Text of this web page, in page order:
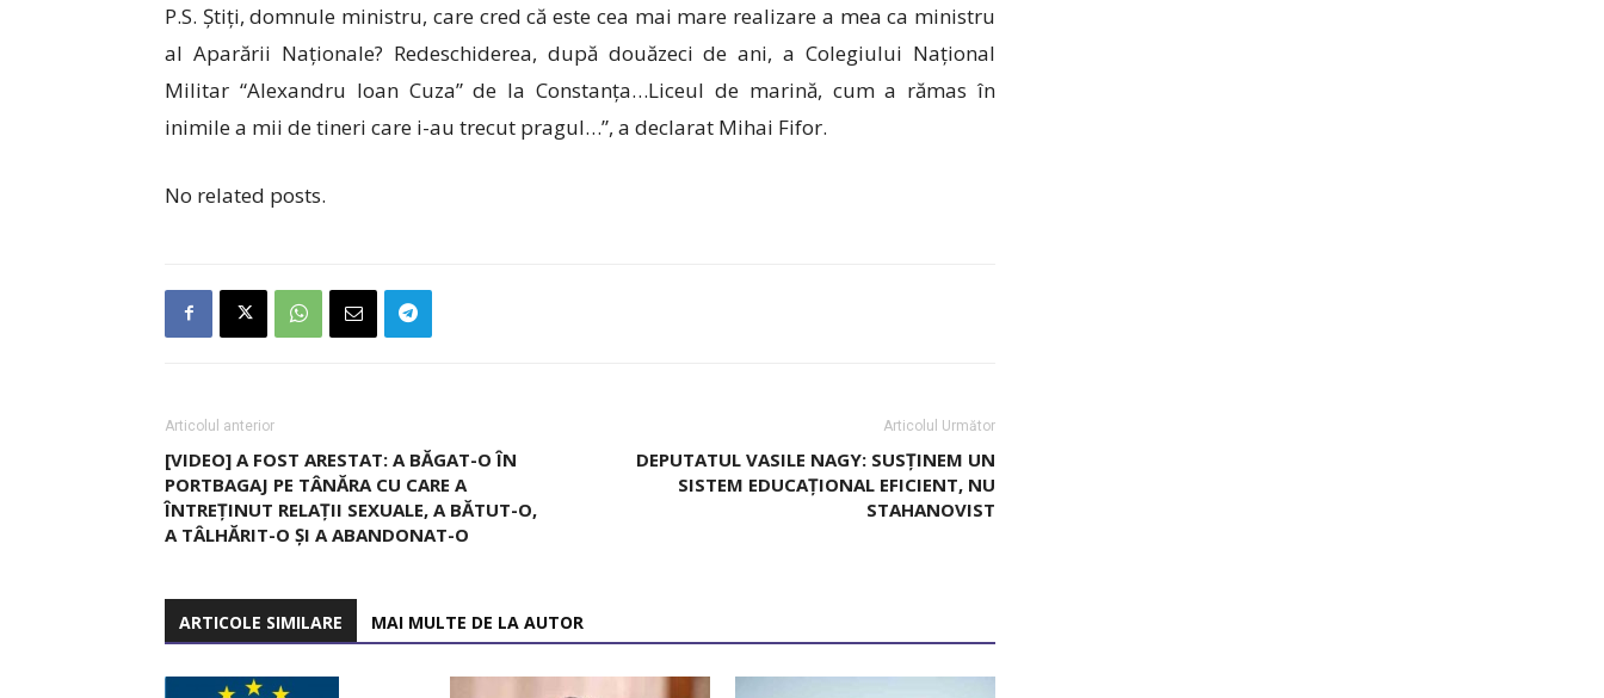
P.S. Știți, domnule ministru, care cred că este cea mai mare realizare a mea ca ministru
al Aparării Naționale? Redeschiderea, după douăzeci de ani, a Colegiului Național
Militar “Alexandru Ioan Cuza” de la Constanța…Liceul de marină, cum a rămas în
inimile a mii de tineri care i-au trecut pragul…”, a declarat Mihai Fifor.
No related posts.
Articolul anterior
[VIDEO] A FOST ARESTAT: A BĂGAT-O ÎN
PORTBAGAJ PE TÂNĂRA CU CARE A
ÎNTREȚINUT RELAȚII SEXUALE, A BĂTUT-O,
A TÂLHĂRIT-O ȘI A ABANDONAT-O
Articolul Următor
DEPUTATUL VASILE NAGY: SUSȚINEM UN
SISTEM EDUCAȚIONAL EFICIENT, NU
STAHANOVIST
ARTICOLE SIMILARE MAI MULTE DE LA AUTOR